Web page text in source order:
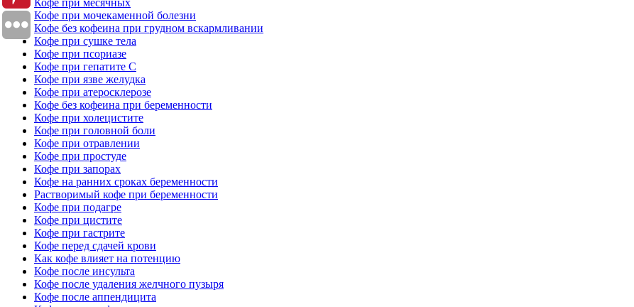
Кофе при мочекаменной болезни
Кофе без кофеина при грудном вскармливании
Кофе при сушке тела
Кофе при псориазе
Кофе при гепатите C
Кофе при язве желудка
Кофе при атеросклерозе
Кофе без кофеина при беременности
Кофе при холецистите
Кофе при головной боли
Кофе при отравлении
Кофе при простуде
Кофе при запорах
Кофе на ранних сроках беременности
Растворимый кофе при беременности
Кофе при подагре
Кофе при цистите
Кофе при гастрите
Кофе перед сдачей крови
Как кофе влияет на потенцию
Кофе после инсульта
Кофе после удаления желчного пузыря
Кофе после аппендицита